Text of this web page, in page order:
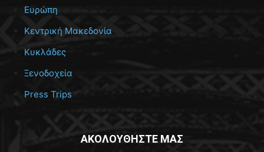
Ευρώπη
Κεντρική Μακεδονία
Κυκλάδες
Ξενοδοχεία
Press Trips
ΑΚΟΛΟΥΘΗΣΤΕ ΜΑΣ